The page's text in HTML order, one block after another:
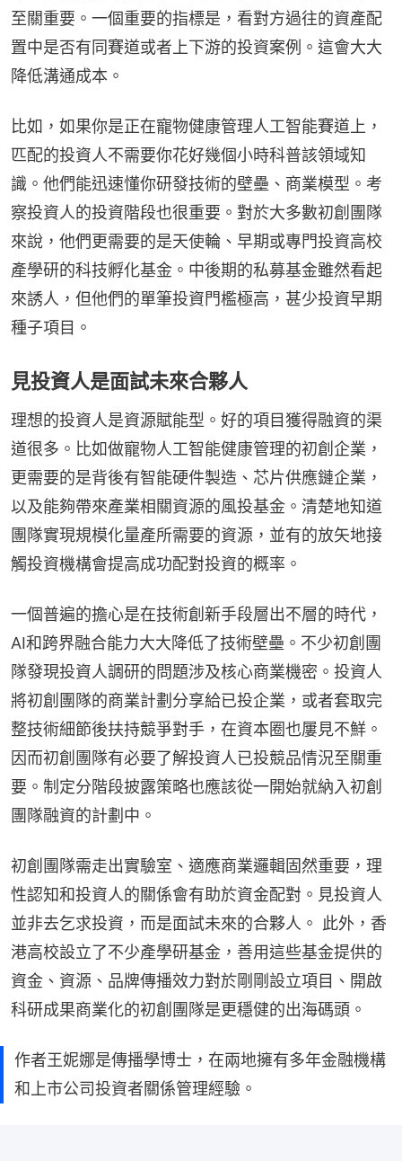
至關重要。一個重要的指標是，看對方過往的資產配
置中是否有同賽道或者上下游的投資案例。這會大大
降低溝通成本。
比如，如果你是正在寵物健康管理人工智能賽道上，
匹配的投資人不需要你花好幾個小時科普該領域知
識。他們能迅速懂你研發技術的壁壘、商業模型。考
察投資人的投資階段也很重要。對於大多數初創團隊
來說，他們更需要的是天使輪、早期或專門投資高校
產學研的科技孵化基金。中後期的私募基金雖然看起
來誘人，但他們的單筆投資門檻極高，甚少投資早期
種子項目。
見投資人是面試未來合夥人
理想的投資人是資源賦能型。好的項目獲得融資的渠
道很多。比如做寵物人工智能健康管理的初創企業，
更需要的是背後有智能硬件製造、芯片供應鏈企業，
以及能夠帶來產業相關資源的風投基金。清楚地知道
團隊實現規模化量產所需要的資源，並有的放矢地接
觸投資機構會提高成功配對投資的概率。
一個普遍的擔心是在技術創新手段層出不層的時代，
AI和跨界融合能力大大降低了技術壁壘。不少初創團
隊發現投資人調研的問題涉及核心商業機密。投資人
將初創團隊的商業計劃分享給已投企業，或者套取完
整技術細節後扶持競爭對手，在資本圈也屢見不鮮。
因而初創團隊有必要了解投資人已投競品情況至關重
要。制定分階段披露策略也應該從一開始就納入初創
團隊融資的計劃中。
初創團隊需走出實驗室、適應商業邏輯固然重要，理
性認知和投資人的關係會有助於資金配對。見投資人
並非去乞求投資，而是面試未來的合夥人。 此外，香
港高校設立了不少產學研基金，善用這些基金提供的
資金、資源、品牌傳播效力對於剛剛設立項目、開啟
科研成果商業化的初創團隊是更穩健的出海碼頭。
作者王妮娜是傳播學博士，在兩地擁有多年金融機構
和上市公司投資者關係管理經驗。